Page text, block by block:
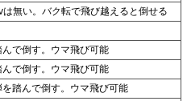
は無い。バク転で飛び越えると倒せる
んで倒す。ウマ飛び可能
んで倒す。ウマ飛び可能
を踏んで倒す。ウマ飛び可能